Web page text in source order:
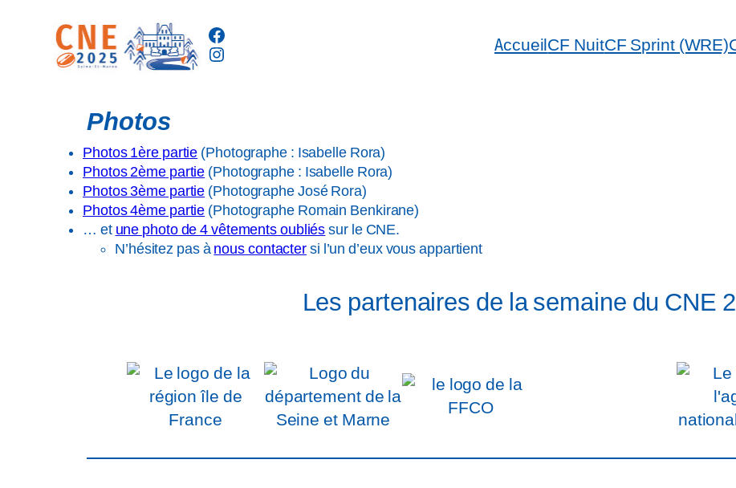
contenu
Facebook
Instagram
AccueilCF NuitCF Sprint (WRE)
Photos
Photos 1ère partie (Photographe : Isabelle Rora)
Photos 2ème partie (Photographe : Isabelle Rora)
Photos 3ème partie (Photographe José Rora)
Photos 4ème partie (Photographe Romain Benkirane)
… et une photo de 4 vêtements oubliéssur le CNE.
N’hésitez pas ànous contactersi l’un d’eux vous appartient
Les partenaires de la semaine du CNE